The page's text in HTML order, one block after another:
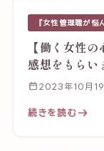
『女性管理職が
【働く女性
感想をもらい
2023年10月19
続きを読む